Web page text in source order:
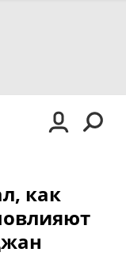
как